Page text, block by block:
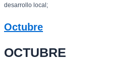
desarrollo local;
Octubre
OCTUBRE